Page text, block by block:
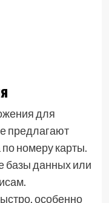
для
предлагают
номеру карты.
базы данных или
особенно